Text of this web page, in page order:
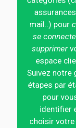
mail..) pour
se
supprimer
espace
Suivez notre
étapes par
pour
identifier
choisir